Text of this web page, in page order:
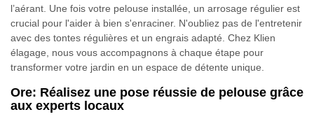
l’aérant. Une fois votre pelouse installée, un arrosage régulier est
crucial pour l'aider à bien s'enraciner. N'oubliez pas de l'entretenir
avec des tontes régulières et un engrais adapté. Chez Klien
élagage, nous vous accompagnons à chaque étape pour
transformer votre jardin en un espace de détente unique.
Ore: Réalisez une pose réussie de pelouse grâce
aux experts locaux